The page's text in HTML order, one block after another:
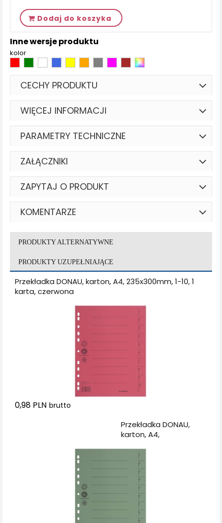
Dodaj do koszyka
Inne wersje produktu
kolor
CECHY PRODUKTU
WIĘCEJ INFORMACJI
PARAMETRY TECHNICZNE
ZAŁĄCZNIKI
ZAPYTAJ O PRODUKT
KOMENTARZE
PRODUKTY ALTERNATYWNE
PRODUKTY UZUPEŁNIAJĄCE
Przekładka DONAU, karton, A4, 235x300mm, 1-10, 1
karta, czerwona
0,98 PLN brutto
Przekładka DONAU,
karton, A4,
karta, zielona